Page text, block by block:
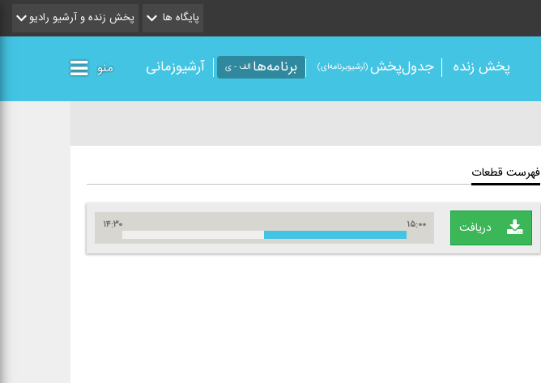
پایگاه ها پخش زنده و آرشیو رادیو
پخش زنده جدول‌پخش(آرشیو‌برنامه‌ای) برنامه‌ها الف - ی آرشیوزمانی منو
فهرست قطعات
دریافت ۱۴:۳۰ ۱۵:۰۰